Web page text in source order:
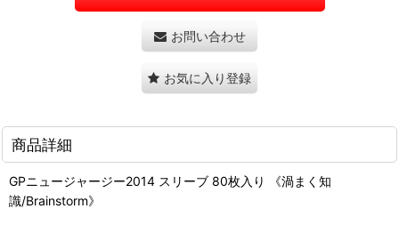
お問い合わせ
お気に入り登録
商品詳細
GPニュージャージー2014 スリーブ 80枚入り 《渦まく知
識/Brainstorm》